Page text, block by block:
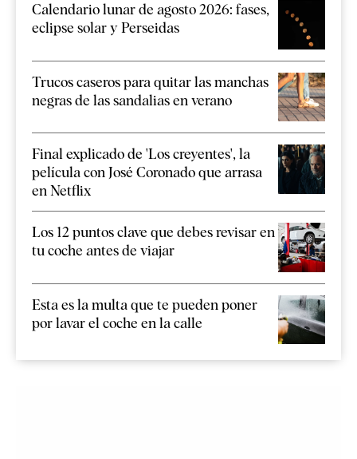
Calendario lunar de agosto 2026: fases,
eclipse solar y Perseidas
Trucos caseros para quitar las manchas
negras de las sandalias en verano
Final explicado de 'Los creyentes', la
película con José Coronado que arrasa
en Netflix
Los 12 puntos clave que debes revisar en
tu coche antes de viajar
Esta es la multa que te pueden poner
por lavar el coche en la calle